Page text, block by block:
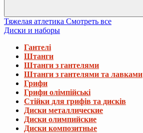
Тяжелая атлетика Смотреть все
Диски и наборы
Гантелі
Штанги
Штанги з гантелями
Штанги з гантелями та лавками
Грифи
Грифи олімпійські
Стійки для грифів та дисків
Диски металлические
Диски олимпийские
Диски композитные